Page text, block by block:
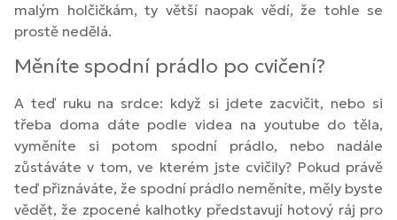
malým holčičkám, ty větší naopak vědí, že tohle se
prostě nedělá.
Měníte spodní prádlo po cvičení?
A teď ruku na srdce: když si jdete zacvičit, nebo si
třeba doma dáte podle videa na youtube do těla,
vyměníte si potom spodní prádlo, nebo nadále
zůstáváte v tom, ve kterém jste cvičily? Pokud právě
teď přiznáváte, že spodní prádlo neměníte, měly byste
vědět, že zpocené kalhotky představují hotový ráj pro